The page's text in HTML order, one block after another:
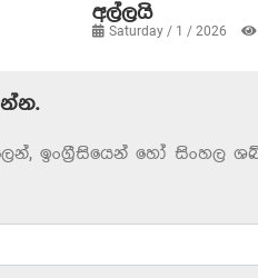
අල්ලයි
Saturday / 1 / 2026
ඉංග්‍රීසියෙන් හෝ සිංහල